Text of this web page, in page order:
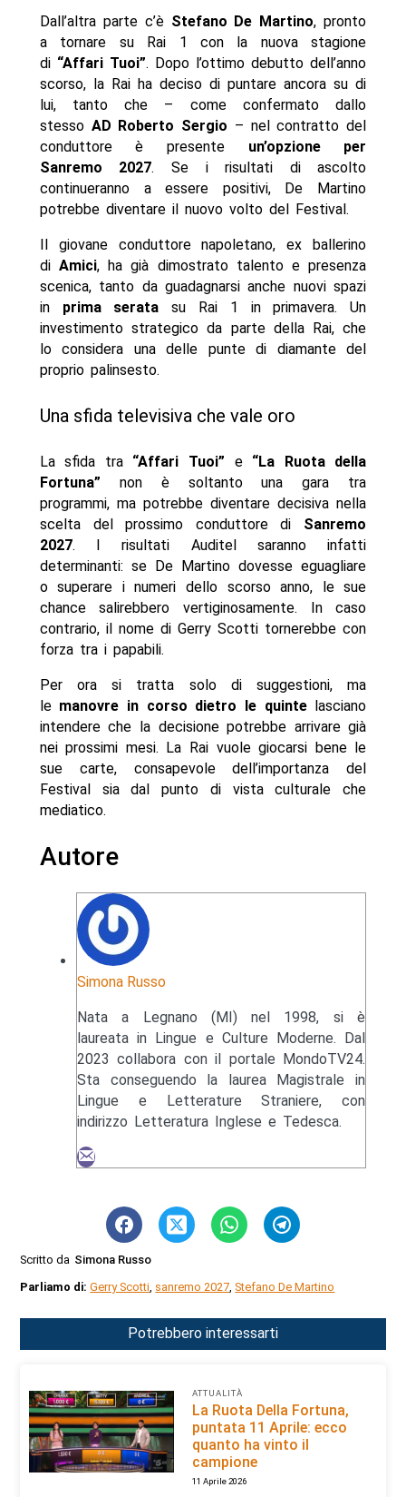
Dall’altra parte c’è Stefano De Martino, pronto
a tornare su Rai 1 con la nuova stagione
di “Affari Tuoi”. Dopo l’ottimo debutto dell’anno
scorso, la Rai ha deciso di puntare ancora su di
lui, tanto che – come confermato dallo
stesso AD Roberto Sergio – nel contratto del
conduttore è presente un’opzione per
Sanremo 2027. Se i risultati di ascolto
continueranno a essere positivi, De Martino
potrebbe diventare il nuovo volto del Festival.
Il giovane conduttore napoletano, ex ballerino
diAmici, ha già dimostrato talento e presenza
scenica, tanto da guadagnarsi anche nuovi spazi
in prima serata su Rai 1 in primavera. Un
investimento strategico da parte della Rai, che
lo considera una delle punte di diamante del
proprio palinsesto.
Una sfida televisiva che vale oro
La sfida tra “Affari Tuoi” e “La Ruota della
Fortuna” non è soltanto una gara tra
programmi, ma potrebbe diventare decisiva nella
scelta del prossimo conduttore di Sanremo
2027. I risultati Auditel saranno infatti
determinanti: se De Martino dovesse eguagliare
o superare i numeri dello scorso anno, le sue
chance salirebbero vertiginosamente. In caso
contrario, il nome di Gerry Scotti tornerebbe con
forza tra i papabili.
Per ora si tratta solo di suggestioni, ma
le manovre in corso dietro le quintelasciano
intendere che la decisione potrebbe arrivare già
nei prossimi mesi. La Rai vuole giocarsi bene le
sue carte, consapevole dell’importanza del
Festival sia dal punto di vista culturale che
mediatico.
Autore
Simona Russo
Nata a Legnano (MI) nel 1998, si è
laureata in Lingue e Culture Moderne. Dal
2023 collabora con il portale MondoTV24.
Sta conseguendo la laurea Magistrale in
Lingue e Letterature Straniere, con
indirizzo Letteratura Inglese e Tedesca.
Scritto da Simona Russo
Parliamo di:Gerry Scotti sanremo 2027 ,Stefano De Martino
Potrebbero interessarti
ATTUALITÀ
La Ruota Della Fortuna,
puntata 11 Aprile: ecco
quanto ha vinto il
campione
11 Aprile 2026